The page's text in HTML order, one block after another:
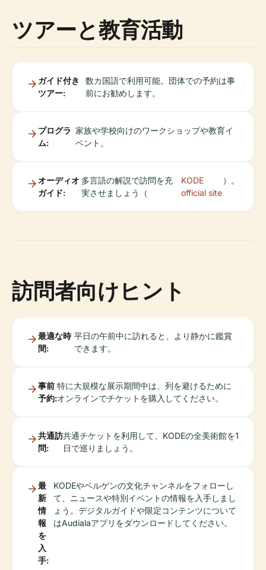
ツアーと教育活動
ガイド付き
ツアー:
数カ国語で利用可能。団体での予約は事
前にお勧めします。
プログラ
ム:
家族や学校向けのワークショップや教育イ
ベント。
オーディオ
ガイド:
多言語の解説で訪問を充
実させましょう（
KODE
official site
）。
訪問者向けヒント
最適な時
間:
平日の午前中に訪れると、より静かに鑑賞
できます。
事前
予約:
特に大規模な展示期間中は、列を避けるために
オンラインでチケットを購入してください。
共通訪
問:
共通チケットを利用して、KODEの全美術館を1
日で巡りましょう。
最
新
情
報
を
入
手:
KODEやベルゲンの文化チャンネルをフォローし
て、ニュースや特別イベントの情報を入手しまし
ょう。デジタルガイドや限定コンテンツについて
はAudialaアプリをダウンロードしてください。